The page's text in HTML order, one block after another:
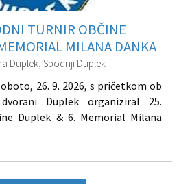
TURNIR OBČINE
MILANA DANKA
Duplek, Spodnji Duplek
26. 9. 2026, s pričetkom ob
Duplek organiziral 25.
Duplek & 6. Memorial Milana